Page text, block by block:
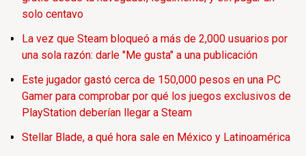
solo centavo
La vez que Steam bloqueó a más de 2,000 usuarios por
una sola razón: darle "Me gusta" a una publicación
Este jugador gastó cerca de 150,000 pesos en una PC
Gamer para comprobar por qué los juegos exclusivos de
PlayStation deberían llegar a Steam
Stellar Blade, a qué hora sale en México y Latinoamérica